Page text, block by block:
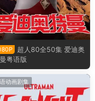
超人80全50集 爱迪奥
粤语版
动画剧集